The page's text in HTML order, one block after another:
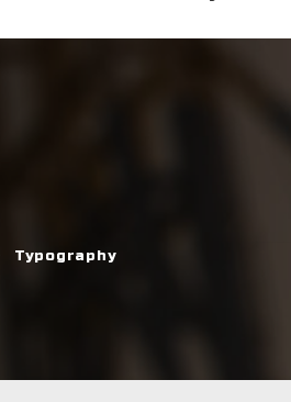
Typography